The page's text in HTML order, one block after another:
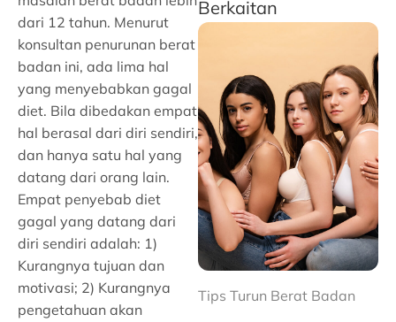
dari 12 tahun. Menurut
konsultan penurunan berat
badan ini, ada lima hal
yang menyebabkan gagal
diet. Bila dibedakan empat
hal berasal dari diri sendiri,
dan hanya satu hal yang
datang dari orang lain.
Empat penyebab diet
gagal yang datang dari
diri sendiri adalah: 1)
Kurangnya tujuan dan
motivasi; 2) Kurangnya
pengetahuan akan
Berkaitan
Tips Turun Berat Badan